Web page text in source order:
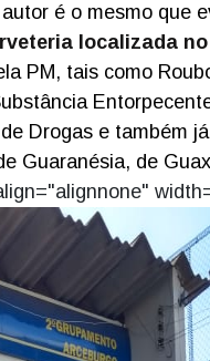
é o mesmo que
localizada
PM, tais como
Drogas e também
Guaranésia, de